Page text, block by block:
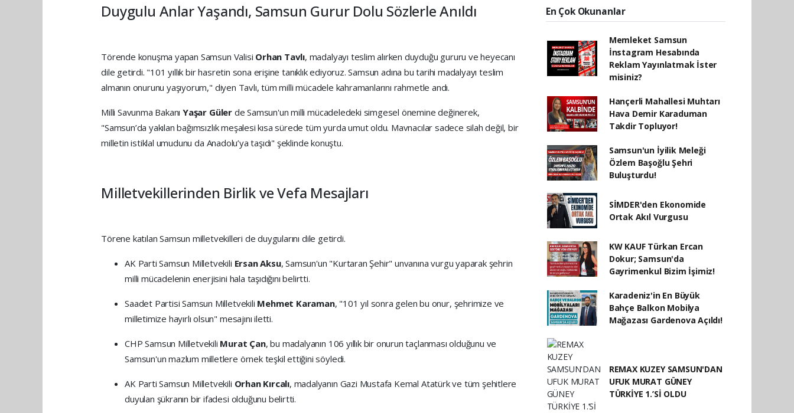
Duygulu Anlar Yaşandı, Samsun Gurur Dolu Sözlerle Anıldı
Törende konuşma yapan Samsun Valisi Orhan Tavlı, madalyayı teslim alırken duyduğu gururu ve heyecanı
dile getirdi. "101 yıllık bir hasretin sona erişine tanıklık ediyoruz. Samsun adına bu tarihi madalyayı teslim
almanın onurunu yaşıyorum," diyen Tavlı, tüm milli mücadele kahramanlarını rahmetle andı.
Milli Savunma BakanıYaşar Gülerde Samsun'un milli mücadeledeki simgesel önemine değinerek,
"Samsun’da yakılan bağımsızlık meşalesi kısa sürede tüm yurda umut oldu. Mavnacılar sadece silah değil, bir
milletin istiklal umudunu da Anadolu’ya taşıdı" şeklinde konuştu.
Milletvekillerinden Birlik ve Vefa Mesajları
Törene katılan Samsun milletvekilleri de duygularını dile getirdi.
AK Parti Samsun Milletvekili Ersan Aksu, Samsun'un "Kurtaran Şehir" unvanına vurgu yaparak şehrin
milli mücadelenin enerjisini hala taşıdığını belirtti.
Saadet Partisi Samsun Milletvekili Mehmet Karaman, "101 yıl sonra gelen bu onur, şehrimize ve
milletimize hayırlı olsun" mesajını iletti.
CHP Samsun Milletvekili Murat Çan, bu madalyanın 106 yıllık bir onurun taçlanması olduğunu ve
Samsun'un mazlum milletlere örnek teşkil ettiğini söyledi.
AK Parti Samsun Milletvekili Orhan Kırcalı, madalyanın Gazi Mustafa Kemal Atatürk ve tüm şehitlere
duyulan şükranın bir ifadesi olduğunu belirtti.
En Çok Okunanlar
Memleket Samsun
İnstagram Hesabında
Reklam Yayınlatmak İster
misiniz?
Hançerli Mahallesi Muhtarı
Hava Demir Karaduman
Takdir Topluyor!
Samsun'un İyilik Meleği
Özlem Başoğlu Şehri
Buluşturdu!
SİMDER'den Ekonomide
Ortak Akıl Vurgusu
KW KAUF Türkan Ercan
Dokur; Samsun'da
Gayrimenkul Bizim İşimiz!
Karadeniz'in En Büyük
Bahçe Balkon Mobilya
Mağazası Gardenova Açıldı!
REMAX KUZEY SAMSUN'DAN
UFUK MURAT GÜNEY
TÜRKİYE 1.’Sİ OLDU